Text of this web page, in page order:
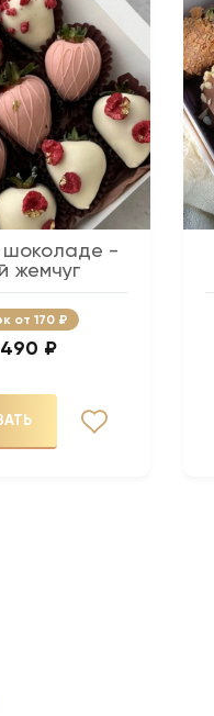
шоколаде -
жемчуг
170 ₽
₽